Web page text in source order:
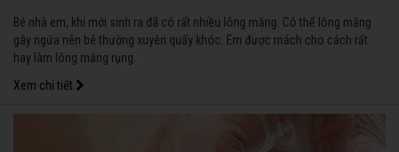
Bé nhà em, khi mới sinh ra đã có rất nhiều lông măng. Có thể lông măng
gây ngứa nên bé thường xuyên quấy khóc. Em được mách cho cách rất
hay làm lông măng rụng.
Xem chi tiết